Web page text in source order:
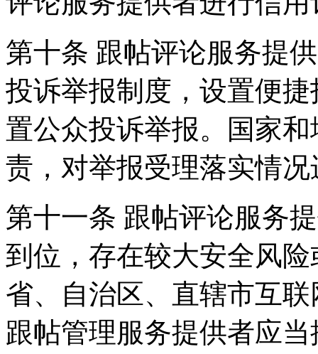
第十条 跟帖评论服务提
投诉举报制度，设置便
置公众投诉举报。国家
责，对举报受理落实情
第十一条 跟帖评论服务
到位，存在较大安全风
省、自治区、直辖市互
跟帖管理服务提供者应